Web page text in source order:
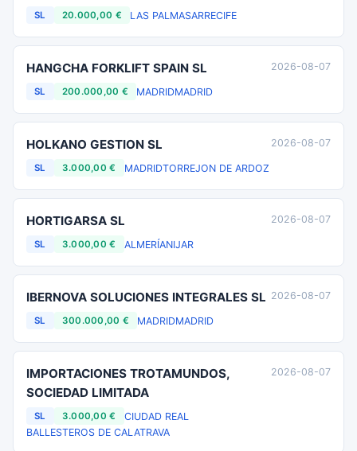
SL 20.000,00 € LAS PALMASARRECIFE
HANGCHA FORKLIFT SPAIN SL
SL 200.000,00 € MADRIDMADRID
2026-08-07
HOLKANO GESTION SL
SL 3.000,00 € MADRIDTORREJON DE ARDOZ
2026-08-07
HORTIGARSA SL
SL 3.000,00 € ALMERÍANIJAR
2026-08-07
IBERNOVA SOLUCIONES INTEGRALES SL
SL 300.000,00 € MADRIDMADRID
2026-08-07
IMPORTACIONES TROTAMUNDOS,
SOCIEDAD LIMITADA
SL 3.000,00 €
CIUDAD REAL
BALLESTEROS DE CALATRAVA
2026-08-07